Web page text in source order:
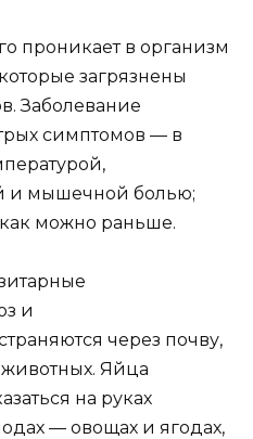
проникает в организм
загрязнены
Заболевание
симптомов — в
и мышечной болью;
можно раньше.
и
через почву,
Яйца
на руках
— овощах и ягодах,